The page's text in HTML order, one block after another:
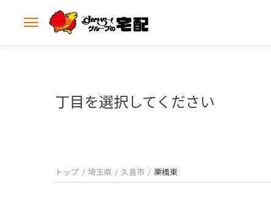
メ
丁目を選択してください
トップ 埼玉県 久喜市 栗橋東